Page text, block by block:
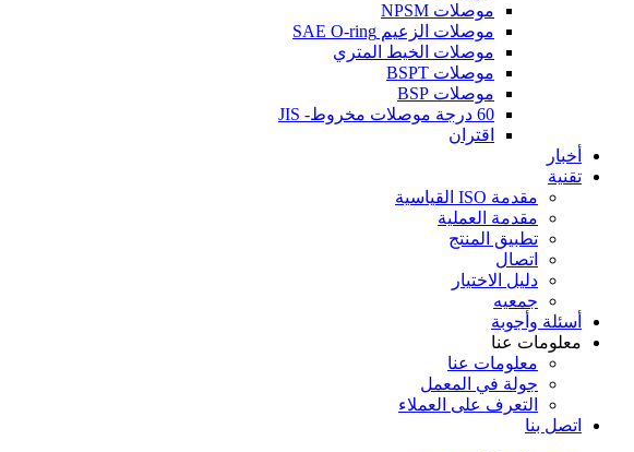
موصلات NPSM
موصلات الزعيم SAE O-ring
موصلات الخيط المتري
موصلات BSPT
موصلات BSP
60 درجة موصلات مخروط- JIS
اقتران
أخبار
تقنية
مقدمة ISO القياسية
مقدمة العملية
تطبيق المنتج
اتصال
دليل الاختيار
جمعيه
أسئلة وأجوبة
معلومات عنا
معلومات عنا
جولة في المعمل
التعرف على العملاء
اتصل بنا